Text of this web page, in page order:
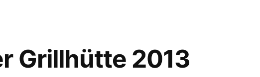
Grillhütte 2013